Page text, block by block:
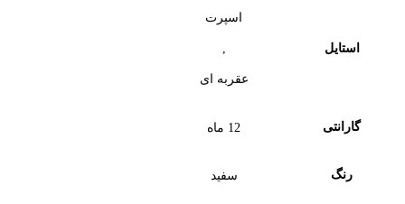
استایل
اسپرت
عقربه ای
گارانتی 12 ماه
رنگ سفید